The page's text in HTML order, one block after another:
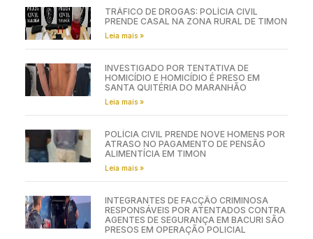
TRÁFICO DE DROGAS: POLÍCIA CIVIL
PRENDE CASAL NA ZONA RURAL DE TIMON
Leia mais »
INVESTIGADO POR TENTATIVA DE
HOMICÍDIO E HOMICÍDIO É PRESO EM
SANTA QUITÉRIA DO MARANHÃO
Leia mais »
POLÍCIA CIVIL PRENDE NOVE HOMENS POR
ATRASO NO PAGAMENTO DE PENSÃO
ALIMENTÍCIA EM TIMON
Leia mais »
INTEGRANTES DE FACÇÃO CRIMINOSA
RESPONSÁVEIS POR ATENTADOS CONTRA
AGENTES DE SEGURANÇA EM BACURI SÃO
PRESOS EM OPERAÇÃO POLICIAL